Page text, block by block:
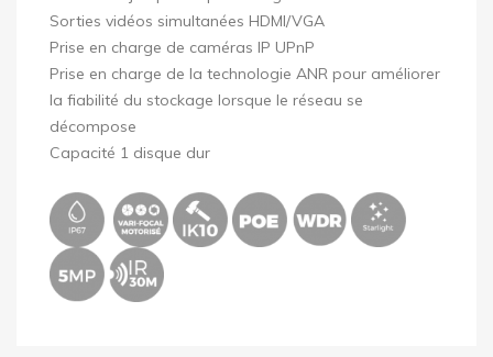
Sorties vidéos simultanées HDMI/VGA
Prise en charge de caméras IP UPnP
Prise en charge de la technologie ANR pour améliorer
la fiabilité du stockage lorsque le réseau se
décompose
Capacité 1 disque dur